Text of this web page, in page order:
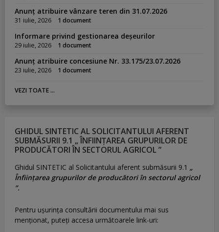
Anunț atribuire vânzare teren din 31.07.2026
31 iulie, 2026 1 document
Informare privind gestionarea deșeurilor
29 iulie, 2026 1 document
Anunț atribuire concesiune Nr. 33.175/23.07.2026
23 iulie, 2026 1 document
VEZI TOATE ...
GHIDUL SINTETIC AL SOLICITANTULUI AFERENT
SUBMĂSURII 9.1 „ ÎNFIINȚAREA GRUPURILOR DE
PRODUCĂTORI ÎN SECTORUL AGRICOL ”
Ghidul SINTETIC al Solicitantului aferent submăsurii 9.1 „
Înființarea grupurilor de producători în sectorul agricol
”.
Pentru uşurinţa consultării documentului mai sus
menţionat, puteţi accesa următoarele link-uri: